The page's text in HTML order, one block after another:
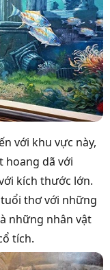
với khu vực này,
hoang dã với
kích thước lớn.
thơ với những
những nhân vật
tích.